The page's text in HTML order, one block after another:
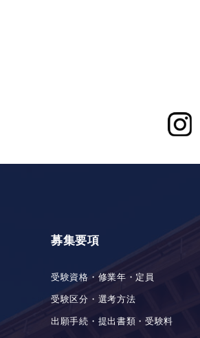
募集要項
受験資格・修業年・定員
受験区分・選考方法
出願手続・提出書類・受験料